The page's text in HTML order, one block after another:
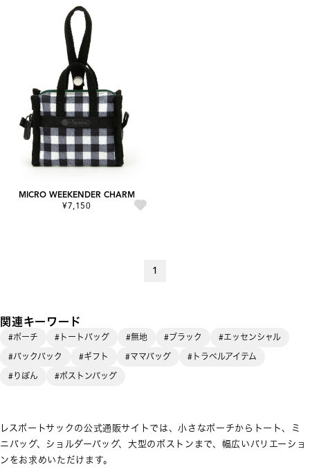
MICRO WEEKENDER CHARM
¥7,150
1
関連キーワード
#ポーチ #トートバッグ #無地 #ブラック
#エッセンシャル
#バックパック
#ギフト #ママバッグ
#トラベルアイテム
#りぼん
#ボストンバッグ
レスポートサックの公式通販サイトでは、小さなポーチからトート、ミ
ニバッグ、ショルダーバッグ、大型のボストンまで、幅広いバリエーショ
ンをお求めいただけます。